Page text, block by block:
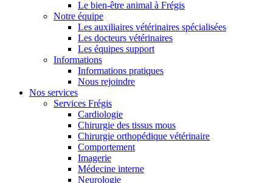
Le bien-être animal à Frégis
Notre équipe
Les auxiliaires vétérinaires spécialisées
Les docteurs vétérinaires
Les équipes support
Informations
Informations pratiques
Nous rejoindre
Nos services
Services Frégis
Cardiologie
Chirurgie des tissus mous
Chirurgie orthopédique vétérinaire
Comportement
Imagerie
Médecine interne
Neurologie